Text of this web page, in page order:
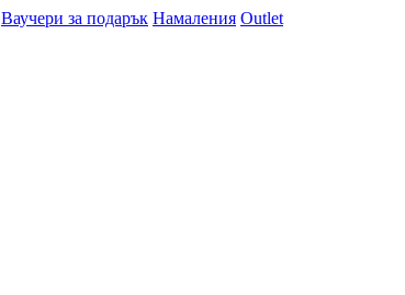
Ваучери за подарък Намаления Outlet